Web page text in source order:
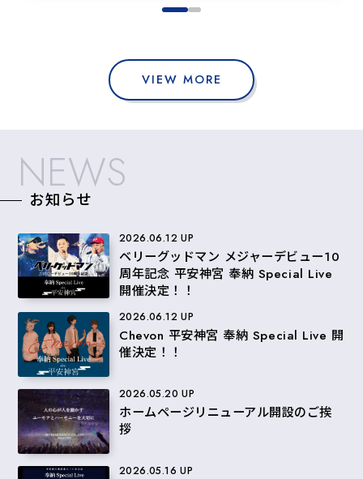
VIEW MORE
NEWS
お知らせ
2026.06.12 UP
ベリーグッドマン メジャーデビュー10
周年記念 平安神宮 奉納 Special Live
開催決定！！
2026.06.12 UP
Chevon 平安神宮 奉納 Special Live 開
催決定！！
2026.05.20 UP
ホームページリニューアル開設のご挨
拶
2026.05.16 UP